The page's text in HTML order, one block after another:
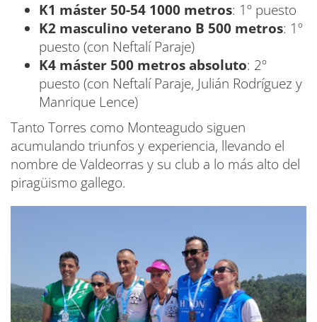
K1 máster 50-54 1000 metros: 1º puesto
K2 masculino veterano B 500 metros: 1º
puesto (con Neftalí Paraje)
K4 máster 500 metros absoluto: 2º
puesto (con Neftalí Paraje, Julián Rodríguez y
Manrique Lence)
Tanto Torres como Monteagudo siguen
acumulando triunfos y experiencia, llevando el
nombre de Valdeorras y su club a lo más alto del
piragüismo gallego.